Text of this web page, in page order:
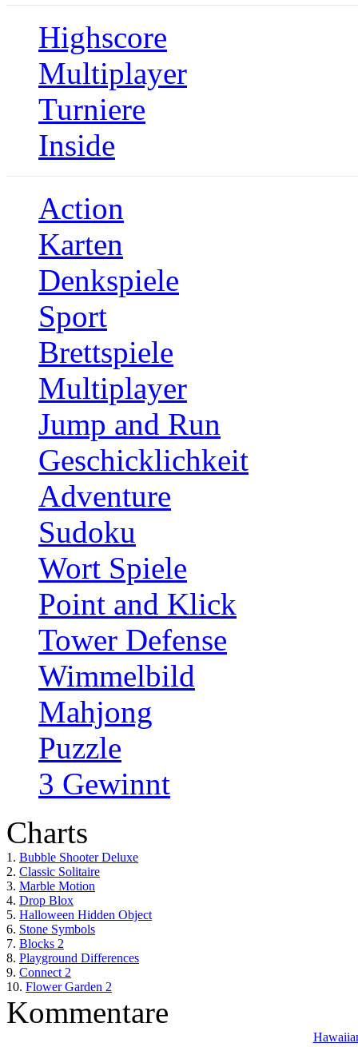
Highscore
Multiplayer
Turniere
Inside
Action
Karten
Denkspiele
Sport
Brettspiele
Multiplayer
Jump and Run
Geschicklichkeit
Adventure
Sudoku
Wort Spiele
Point and Klick
Tower Defense
Wimmelbild
Mahjong
Puzzle
3 Gewinnt
Charts
1. Bubble Shooter Deluxe
2. Classic Solitaire
3. Marble Motion
4. Drop Blox
5. Halloween Hidden Object
6. Stone Symbols
7. Blocks 2
8. Playground Differences
9. Connect 2
10. Flower Garden 2
Kommentare